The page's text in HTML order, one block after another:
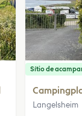
Sítio de
Langelsheim